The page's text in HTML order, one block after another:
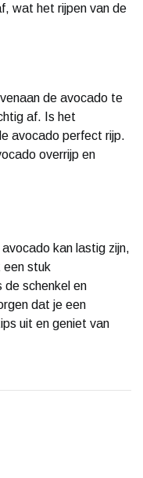
wat het rijpen van de
de avocado te
af. Is het
avocado perfect rijp.
overrijp en
kan lastig zijn,
een stuk
de schenkel en
dat je een
uit en geniet van